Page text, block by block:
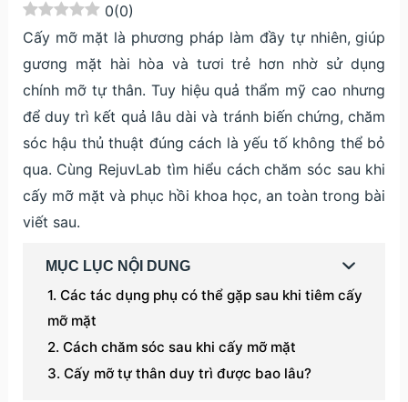
0(0)
Cấy mỡ mặt là phương pháp làm đầy tự nhiên, giúp
gương mặt hài hòa và tươi trẻ hơn nhờ sử dụng
chính mỡ tự thân. Tuy hiệu quả thẩm mỹ cao nhưng
để duy trì kết quả lâu dài và tránh biến chứng, chăm
sóc hậu thủ thuật đúng cách là yếu tố không thể bỏ
qua. Cùng RejuvLab tìm hiểu cách chăm sóc sau khi
cấy mỡ mặt và phục hồi khoa học, an toàn trong bài
viết sau.
MỤC LỤC NỘI DUNG
Các tác dụng phụ có thể gặp sau khi tiêm cấy
mỡ mặt
Cách chăm sóc sau khi cấy mỡ mặt
Cấy mỡ tự thân duy trì được bao lâu?